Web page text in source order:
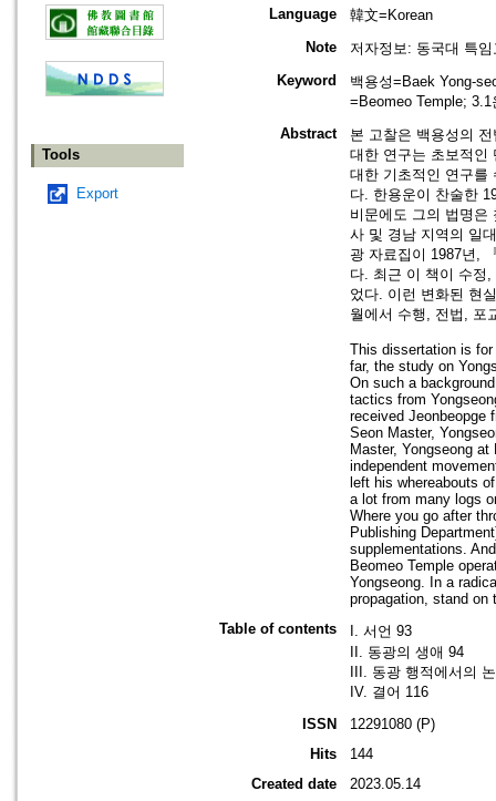
Tools
Export
Language
韓文=Korean
Note
저자정보: 동국대 특
Keyword
백용성=Baek Yong-
=Beomeo Temple;
Abstract
본 고찰은 백용성의
대한 연구는 초보적인
대한 기초적인 연구를
다. 한용운이 찬술한
비문에도 그의 법명은
사 및 경남 지역의 일
광 자료집이 1987년,
다. 최근 이 책이 수정
었다. 이런 변화된 현
월에서 수행, 전법, 포
This dissertation is
far, the study on
On such a
tactics from
received Jeonbeopge
Seon Master,
Master, Yongseong
independent
left his whereabouts
a lot from many logs
Where you go after
Publishing
supplementations.
Beomeo Temple
Yongseong. In a
propagation, stand on
Table of contents
I. 서언 93
II. 동광의 생애 94
III. 동광 행적에서의
IV. 결어 116
ISSN
12291080 (P)
Hits
144
Created date
2023.05.14